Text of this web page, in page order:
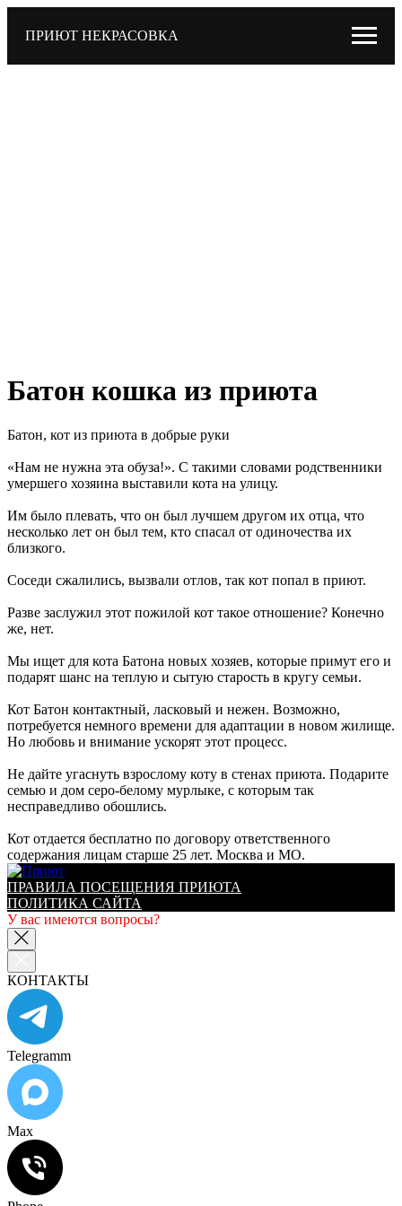
ПРИЮТ НЕКРАСОВКА
Батон кошка из приюта
Батон, кот из приюта в добрые руки
«Нам не нужна эта обуза!». С такими словами родственники
умершего хозяина выставили кота на улицу.
Им было плевать, что он был лучшем другом их отца, что
несколько лет он был тем, кто спасал от одиночества их
близкого.
Соседи сжалились, вызвали отлов, так кот попал в приют.
Разве заслужил этот пожилой кот такое отношение? Конечно
же, нет.
Мы ищет для кота Батона новых хозяев, которые примут его и
подарят шанс на теплую и сытую старость в кругу семьи.
Кот Батон контактный, ласковый и нежен. Возможно,
потребуется немного времени для адаптации в новом жилище.
Но любовь и внимание ускорят этот процесс.
Не дайте угаснуть взрослому коту в стенах приюта. Подарите
семью и дом серо-белому мурлыке, с которым так
несправедливо обошлись.
Кот отдается бесплатно по договору ответственного
содержания лицам старше 25 лет. Москва и МО.
ПРАВИЛА ПОСЕЩЕНИЯ ПРИЮТА
ПОЛИТИКА САЙТА
У вас имеются вопросы?
КОНТАКТЫ
Telegramm
Max